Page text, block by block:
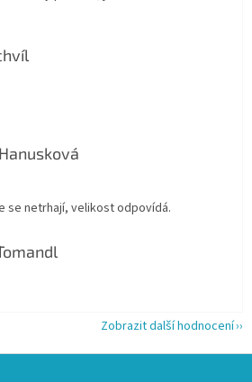
obchodu je 5 z 5 hvězdiček.
obchodu je 5 z 5 hvězdiček.
se netrhají, velikost odpovídá.
obchodu je 5 z 5 hvězdiček.
Zobrazit další hodnocení